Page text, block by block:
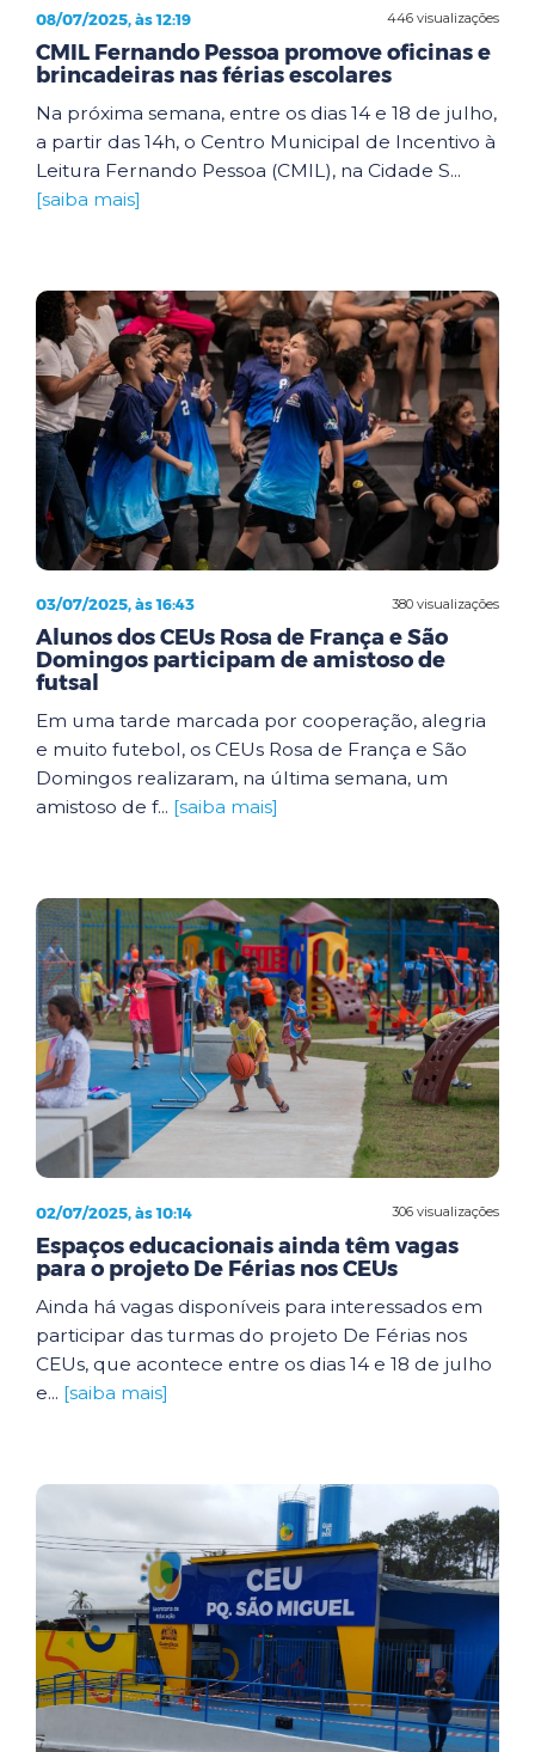
446 visualizações
08/07/2025, às 12:19
CMIL Fernando Pessoa promove oficinas e
brincadeiras nas férias escolares
Na próxima semana, entre os dias 14 e 18 de julho,
a partir das 14h, o Centro Municipal de Incentivo à
Leitura Fernando Pessoa (CMIL), na Cidade S...
[saiba mais]
380 visualizações
03/07/2025, às 16:43
Alunos dos CEUs Rosa de França e São
Domingos participam de amistoso de
futsal
Em uma tarde marcada por cooperação, alegria
e muito futebol, os CEUs Rosa de França e São
Domingos realizaram, na última semana, um
amistoso de f... [saiba mais]
306 visualizações
02/07/2025, às 10:14
Espaços educacionais ainda têm vagas
para o projeto De Férias nos CEUs
Ainda há vagas disponíveis para interessados em
participar das turmas do projeto De Férias nos
CEUs, que acontece entre os dias 14 e 18 de julho
e... [saiba mais]